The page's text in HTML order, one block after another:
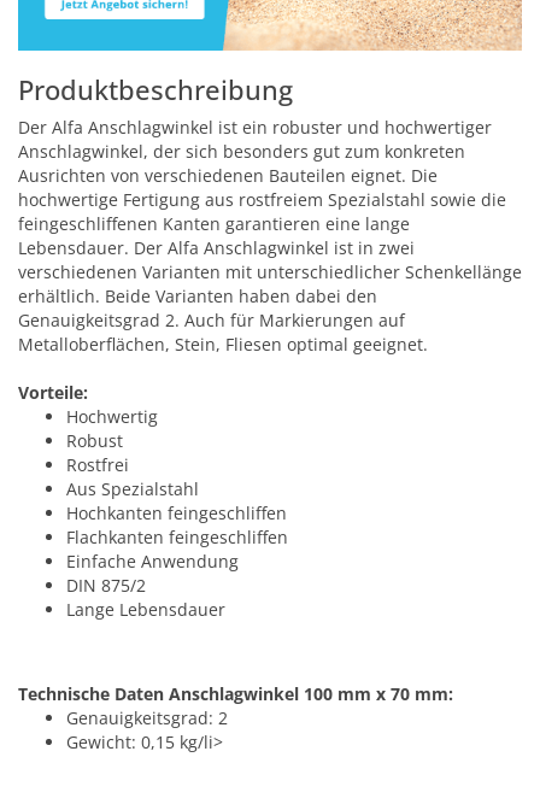
Produktbeschreibung
Der Alfa Anschlagwinkel ist ein robuster und hochwertiger
Anschlagwinkel, der sich besonders gut zum konkreten
Ausrichten von verschiedenen Bauteilen eignet. Die
hochwertige Fertigung aus rostfreiem Spezialstahl sowie die
feingeschliffenen Kanten garantieren eine lange
Lebensdauer. Der Alfa Anschlagwinkel ist in zwei
verschiedenen Varianten mit unterschiedlicher Schenkellänge
erhältlich. Beide Varianten haben dabei den
Genauigkeitsgrad 2. Auch für Markierungen auf
Metalloberflächen, Stein, Fliesen optimal geeignet.
Vorteile:
Hochwertig
Robust
Rostfrei
Aus Spezialstahl
Hochkanten feingeschliffen
Flachkanten feingeschliffen
Einfache Anwendung
DIN 875/2
Lange Lebensdauer
Technische Daten Anschlagwinkel 100 mm x 70 mm:
Genauigkeitsgrad: 2
Gewicht: 0,15 kg/li>